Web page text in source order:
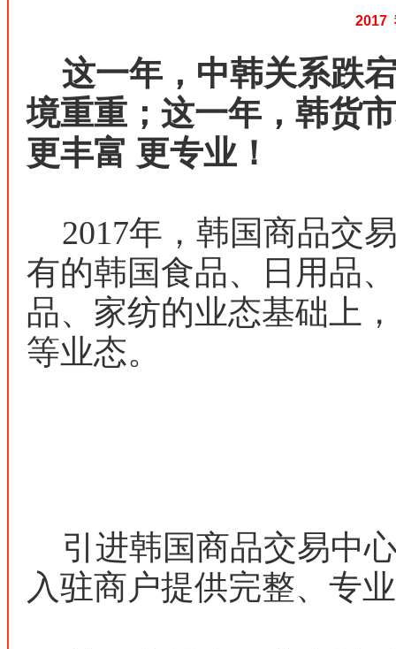
2017
这一年，中韩关系跌
境重重； 这一年，韩货
更丰富 更专业！
2017年，韩国商品交
有的韩国食品、日用品
品、家纺的业态基础上
等业态。
引进韩国商品交易中
入驻商户提供完整、专